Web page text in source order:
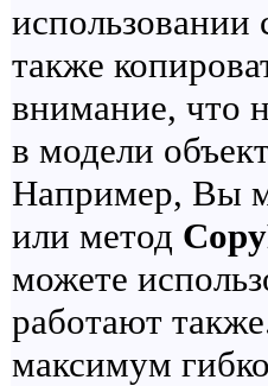
также
внимание, что
в модели
Например, Вы
или метод
можете
работают
максимум